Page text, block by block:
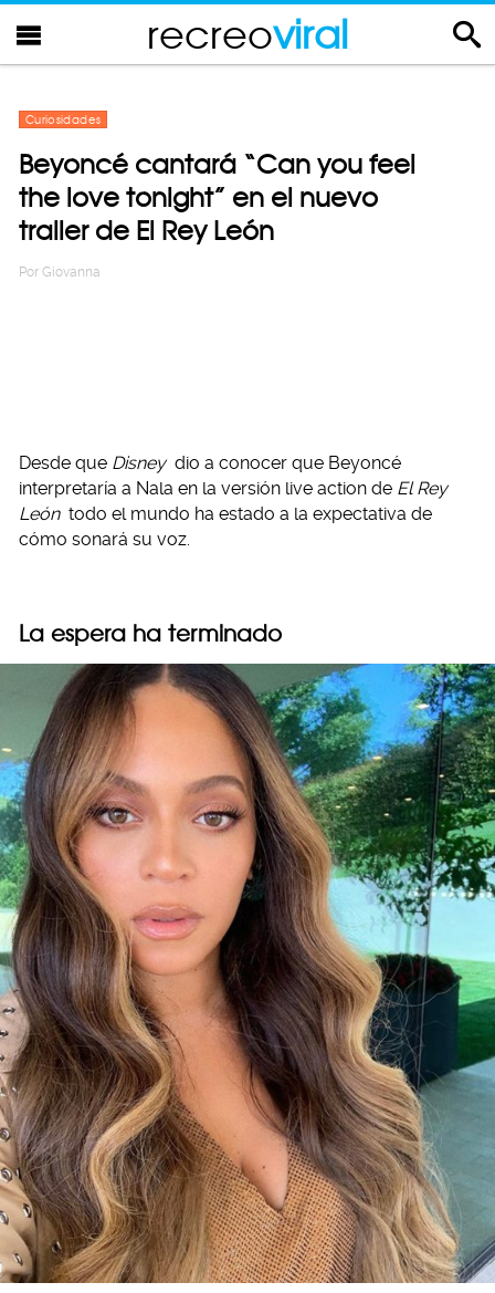
recreoviral
Curiosidades
Beyoncé cantará “Can you feel
the love tonight” en el nuevo
trailer de El Rey León
Por Giovanna
Desde que Disney dio a conocer que Beyoncé
interpretaría a Nala en la versión live action de El Rey
León todo el mundo ha estado a la expectativa de
cómo sonará su voz.
La espera ha terminado